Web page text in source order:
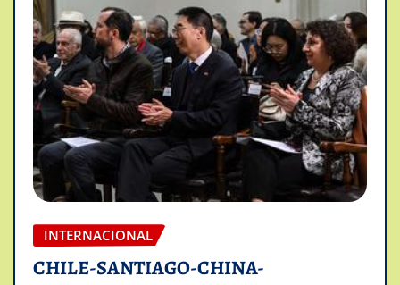
INTERNACIONAL
CHILE-SANTIAGO-CHINA-